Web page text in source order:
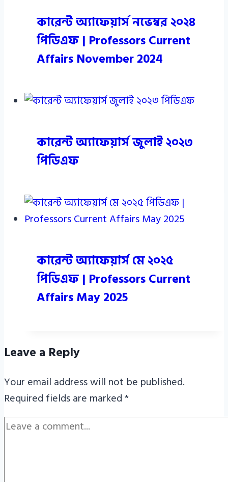
কারেন্ট অ্যাফেয়ার্স নভেম্বর ২০২৪
পিডিএফ | Professors Current
Affairs November 2024
কারেন্ট অ্যাফেয়ার্স জুলাই ২০২৩
পিডিএফ
কারেন্ট অ্যাফেয়ার্স মে ২০২৫
পিডিএফ | Professors Current
Affairs May 2025
Leave a Reply
Your email address will not be published.
Required fields are marked*